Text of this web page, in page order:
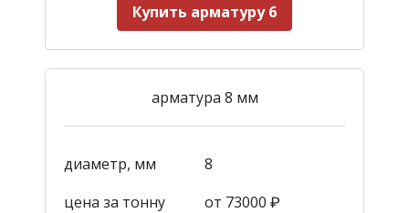
Купить арматуру 6
арматура 8 мм
диаметр, мм
8
цена за тонну
от 73000 ₽